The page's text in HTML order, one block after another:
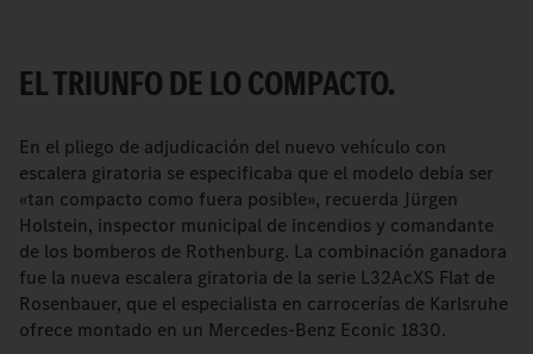
EL TRIUNFO DE LO COMPACTO.
En el pliego de adjudicación del nuevo vehículo con
escalera giratoria se especificaba que el modelo debía ser
«tan compacto como fuera posible», recuerda Jürgen
Holstein, inspector municipal de incendios y comandante
de los bomberos de Rothenburg. La combinación ganadora
fue la nueva escalera giratoria de la serie L32AcXS Flat de
Rosenbauer, que el especialista en carrocerías de Karlsruhe
ofrece montado en un Mercedes-Benz Econic 1830.